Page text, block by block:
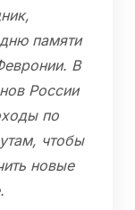
памяти
В
России
по
чтобы
новые